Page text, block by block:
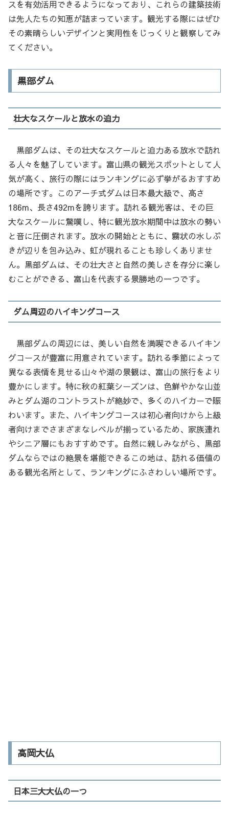
スを有効活用できるようになっており、これらの建築技術
は先人たちの知恵が詰まっています。観光する際にはぜひ
その素晴らしいデザインと実用性をじっくりと観察してみ
てください。
黒部ダム
壮大なスケールと放水の迫力
黒部ダムは、その壮大なスケールと迫力ある放水で訪れ
る人々を魅了しています。富山県の観光スポットとして人
気が高く、旅行の際にはランキングに必ず挙がるおすすめ
の場所です。このアーチ式ダムは日本最大級で、高さ
186m、長さ492mを誇ります。訪れる観光客は、その巨
大なスケールに驚嘆し、特に観光放水期間中は放水の勢い
と音に圧倒されます。放水の開始とともに、霧状の水しぶ
きが辺りを包み込み、虹が現れることも珍しくありませ
ん。黒部ダムは、その壮大さと自然の美しさを存分に楽し
むことができる、富山を代表する景勝地の一つです。
ダム周辺のハイキングコース
黒部ダムの周辺には、美しい自然を満喫できるハイキン
グコースが豊富に用意されています。訪れる季節によって
異なる表情を見せる山々や湖の景観は、富山の旅行をより
豊かにします。特に秋の紅葉シーズンは、色鮮やかな山並
みとダム湖のコントラストが絶妙で、多くのハイカーで賑
わいます。また、ハイキングコースは初心者向けから上級
者向けまでさまざまなレベルが揃っているため、家族連れ
やシニア層にもおすすめです。自然に親しみながら、黒部
ダムならではの絶景を堪能できるこの地は、訪れる価値の
ある観光名所として、ランキングにふさわしい場所です。
高岡大仏
日本三大大仏の一つ